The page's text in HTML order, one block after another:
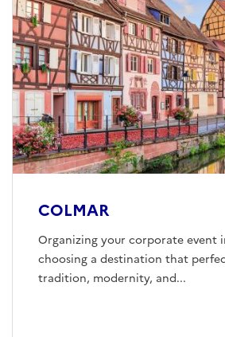
COLMAR
Organizing your corporate event
choosing a destination that
tradition, modernity, and...